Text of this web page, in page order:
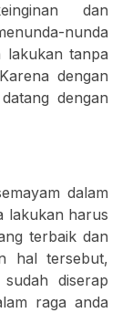
dan
nunda
lakukan tanpa
dengan
dengan
dalam
lakukan harus
terbaik dan
hal tersebut,
diserap
raga anda